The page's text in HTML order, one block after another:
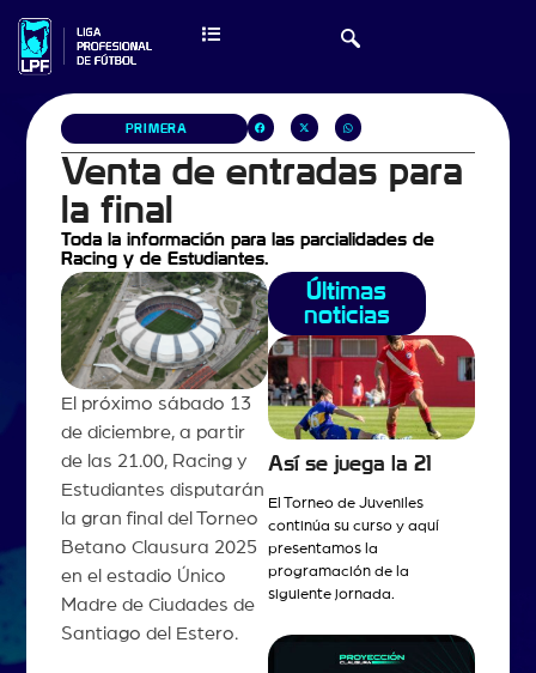
PRIMERA
Venta de entradas para
la final
Toda la información para las parcialidades de
Racing y de Estudiantes.
El próximo sábado 13
de diciembre, a partir
de las 21.00, Racing y
Estudiantes disputarán
la gran final del Torneo
Betano Clausura 2025
en el estadio Único
Madre de Ciudades de
Santiago del Estero.
Últimas
noticias
Así se juega la 21
El Torneo de Juveniles
continúa su curso y aquí
presentamos la
programación de la
siguiente jornada.